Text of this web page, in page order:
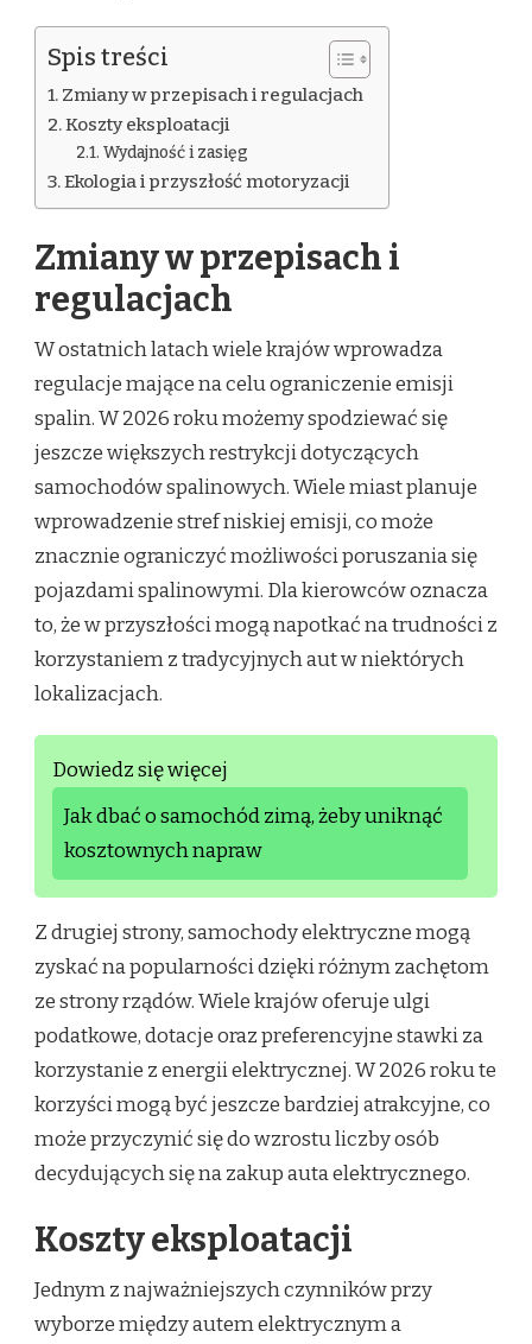
Spis treści
Zmiany w przepisach i regulacjach
Koszty eksploatacji
Wydajność i zasięg
Ekologia i przyszłość motoryzacji
Zmiany w przepisach i
regulacjach
W ostatnich latach wiele krajów wprowadza
regulacje mające na celu ograniczenie emisji
spalin. W 2026 roku możemy spodziewać się
jeszcze większych restrykcji dotyczących
samochodów spalinowych. Wiele miast planuje
wprowadzenie stref niskiej emisji, co może
znacznie ograniczyć możliwości poruszania się
pojazdami spalinowymi. Dla kierowców oznacza
to, że w przyszłości mogą napotkać na trudności z
korzystaniem z tradycyjnych aut w niektórych
lokalizacjach.
Dowiedz się więcej
Jak dbać o samochód zimą, żeby uniknąć
kosztownych napraw
Z drugiej strony, samochody elektryczne mogą
zyskać na popularności dzięki różnym zachętom
ze strony rządów. Wiele krajów oferuje ulgi
podatkowe, dotacje oraz preferencyjne stawki za
korzystanie z energii elektrycznej. W 2026 roku te
korzyści mogą być jeszcze bardziej atrakcyjne, co
może przyczynić się do wzrostu liczby osób
decydujących się na zakup auta elektrycznego.
Koszty eksploatacji
Jednym z najważniejszych czynników przy
wyborze między autem elektrycznym a